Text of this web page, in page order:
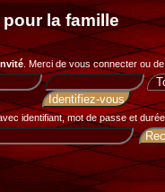
la famille
. Merci devous connecter ou de
identifiant, mot de passe et